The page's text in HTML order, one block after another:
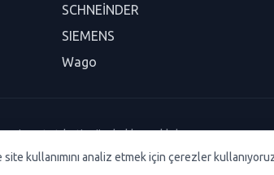
SCHNEİNDER
SIEMENS
Wago
Ltd. Şti. Tüm hakları saklıdır.
kullanımını analiz etmek için çerezler